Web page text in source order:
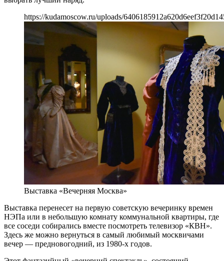
https://kudamoscow.ru/uploads/
Выставка «Вечерняя Москва»
Выставка перенесет на первую советскую вечеринку времен
НЭПа или в небольшую комнату коммунальной квартиры, где
все соседи собирались вместе посмотреть телевизор «КВН».
Здесь же можно вернуться в самый любимый москвичами
вечер — предновогодний, из 1980-х годов.